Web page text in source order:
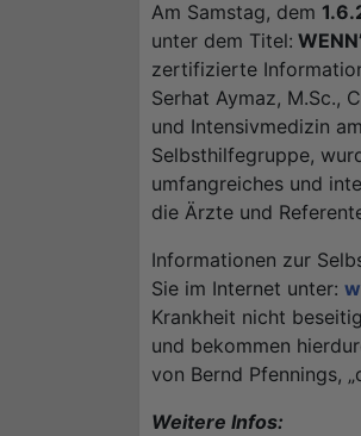
Am Samstag, dem
unter dem Titel:
zertifizierte
Serhat Aymaz, M.Sc.,
und Intensivmedizin
Selbsthilfegruppe,
umfangreiches und
die Ärzte und
Informationen zur
Sie im Internet unter:
Krankheit nicht
und bekommen
von Bernd Pfennings,
Weitere Infos: